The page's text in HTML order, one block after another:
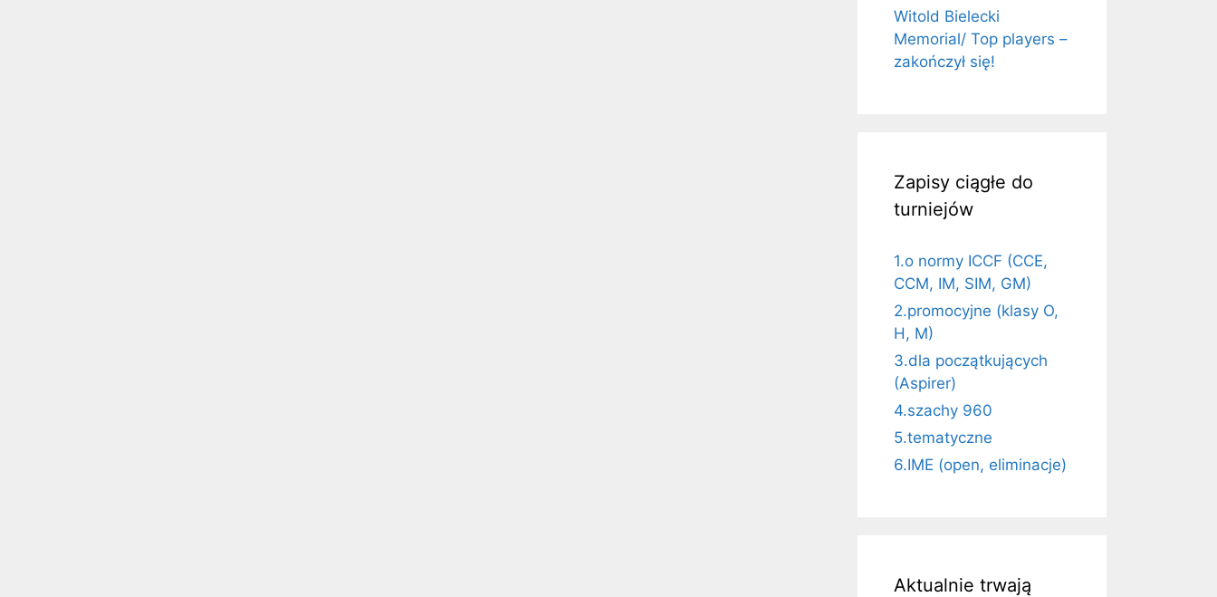
Witold Bielecki
Memorial/ Top players –
zakończył się!
Zapisy ciągłe do
turniejów
1.o normy ICCF (CCE,
CCM, IM, SIM, GM)
2.promocyjne (klasy O,
H, M)
3.dla początkujących
(Aspirer)
4.szachy 960
5.tematyczne
6.IME (open, eliminacje)
Aktualnie trwają